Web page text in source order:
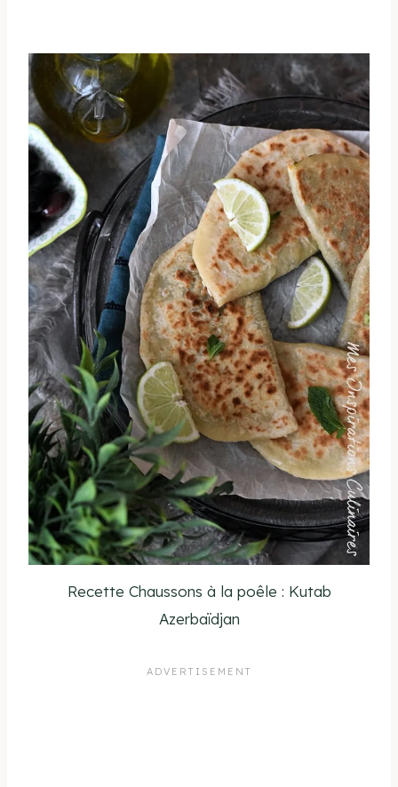
Recette Chaussons à la poêle : Kutab
Azerbaïdjan